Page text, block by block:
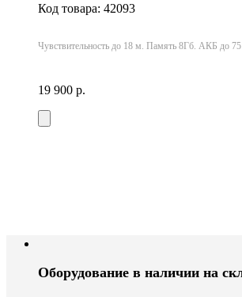
Код товара: 42093
Чувствительность до 18 м. Память 8Гб. АКБ до
19 900 р.
Оборудование в наличии на